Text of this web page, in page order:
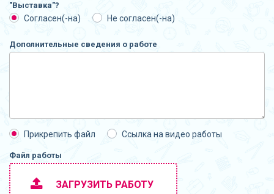
"Выставка"?
Согласен(-на) Не согласен(-на)
Дополнительные сведения о работе
Прикрепить файл Ссылка на видео работы
Файл работы
ЗАГРУЗИТЬ РАБОТУ